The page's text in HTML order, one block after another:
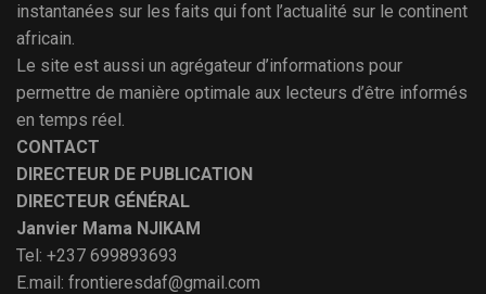
instantanées sur les faits qui font l’actualité sur le continent
africain.
Le site est aussi un agrégateur d’informations pour
permettre de manière optimale aux lecteurs d’être informés
en temps réel.
CONTACT
DIRECTEUR DE PUBLICATION
DIRECTEUR GÉNÉRAL
Janvier Mama NJIKAM
Tel: +237 699893693
E.mail: frontieresdaf@gmail.com